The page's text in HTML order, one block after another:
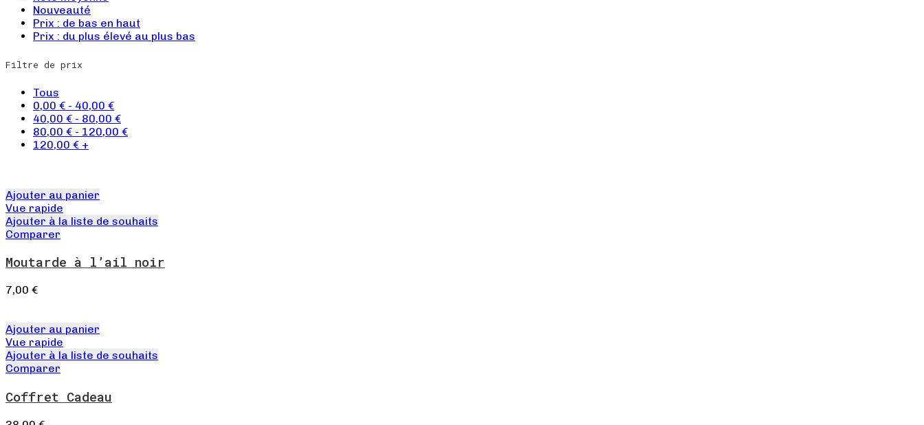
Nouveauté
Prix : de bas en haut
Prix : du plus élevé au plus bas
Filtre de prix
Tous
0,00 € - 40,00 €
40,00 € - 80,00 €
80,00 € - 120,00 €
120,00 € +
Ajouter au panier
Vue rapide
Ajouter à la liste de souhaits
Comparer
Moutarde à l’ail noir
7,00 €
Ajouter au panier
Vue rapide
Ajouter à la liste de souhaits
Comparer
Coffret Cadeau